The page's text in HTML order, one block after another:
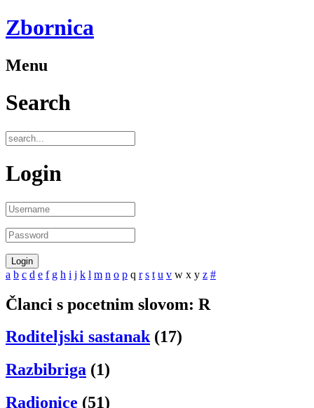
Zbornica
Menu
Search
Login
a b c d e f g h i j k l m n o p q r s t u v w x y z #
Članci s pocetnim slovom: R
Roditeljski sastanak (17)
Razbibriga (1)
Radionice (51)